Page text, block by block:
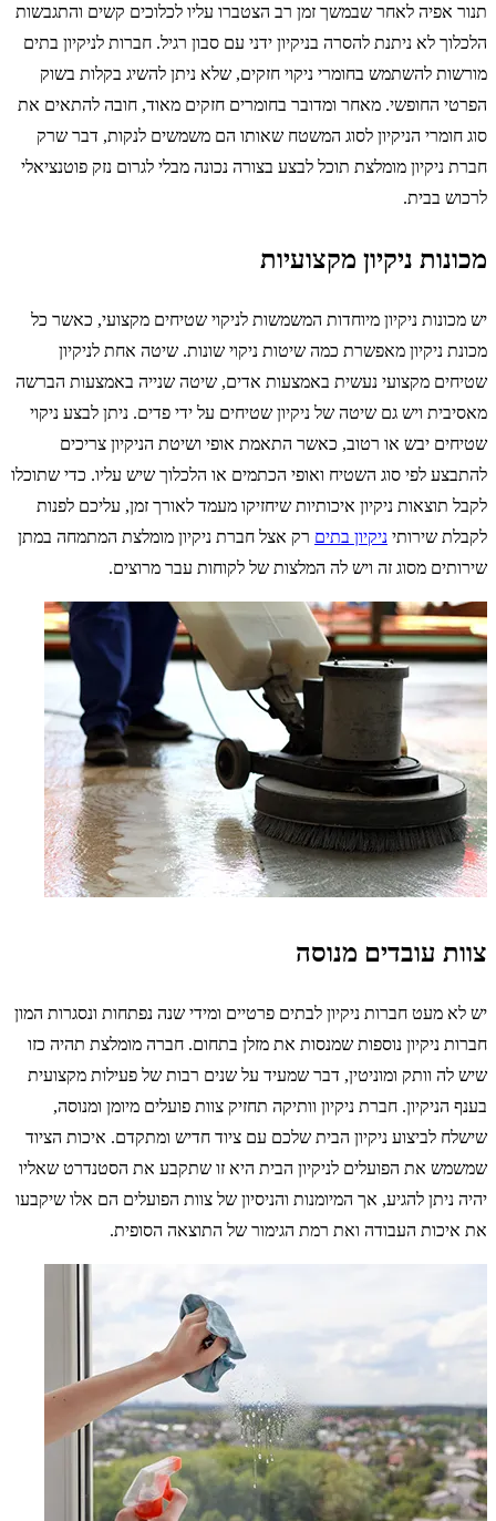
תנור אפיה לאחר שבמשך זמן רב הצטברו עליו לכלוכים קשים והתגבשות
הלכלוך לא ניתנת להסרה בניקיון ידני עם סבון רגיל. חברות לניקיון בתים
מורשות להשתמש בחומרי ניקוי חזקים, שלא ניתן להשיג בקלות בשוק
הפרטי החופשי. מאחר ומדובר בחומרים חזקים מאוד, חובה להתאים את
סוג חומרי הניקיון לסוג המשטח שאותו הם משמשים לנקות, דבר שרק
חברת ניקיון מומלצת תוכל לבצע בצורה נכונה מבלי לגרום נזק פוטנציאלי
לרכוש בבית.
מכונות ניקיון מקצועיות
יש מכונות ניקיון מיוחדות המשמשות לניקוי שטיחים מקצועי, כאשר כל
מכונת ניקיון מאפשרת כמה שיטות ניקוי שונות. שיטה אחת לניקיון
שטיחים מקצועי נעשית באמצעות אדים, שיטה שנייה באמצעות הברשה
מאסיבית ויש גם שיטה של ניקיון שטיחים על ידי פדים. ניתן לבצע ניקוי
שטיחים יבש או רטוב, כאשר התאמת אופי ושיטת הניקיון צריכים
להתבצע לפי סוג השטיח ואופי הכתמים או הלכלוך שיש עליו. כדי שתוכלו
לקבל תוצאות ניקיון איכותיות שיחזיקו מעמד לאורך זמן, עליכם לפנות
לקבלת שירותי ניקיון בתים רק אצל חברת ניקיון מומלצת המתמחה במתן
שירותים מסוג זה ויש לה המלצות של לקוחות עבר מרוצים.
צוות עובדים מנוסה
יש לא מעט חברות ניקיון לבתים פרטיים ומידי שנה נפתחות ונסגרות המון
חברות ניקיון נוספות שמנסות את מזלן בתחום. חברה מומלצת תהיה כזו
שיש לה וותק ומוניטין, דבר שמעיד על שנים רבות של פעילות מקצועית
בענף הניקיון. חברת ניקיון וותיקה תחזיק צוות פועלים מיומן ומנוסה,
שישלח לביצוע ניקיון הבית שלכם עם ציוד חדיש ומתקדם. איכות הציוד
שמשמש את הפועלים לניקיון הבית היא זו שתקבע את הסטנדרט שאליו
יהיה ניתן להגיע, אך המיומנות והניסיון של צוות הפועלים הם אלו שיקבעו
את איכות העבודה ואת רמת הגימור של התוצאה הסופית.